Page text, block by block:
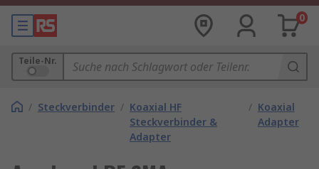
0
Teile-Nr.
/ Steckverbinder / Koaxial HF
Steckverbinder &
Adapter
/ Koaxial
Adapter